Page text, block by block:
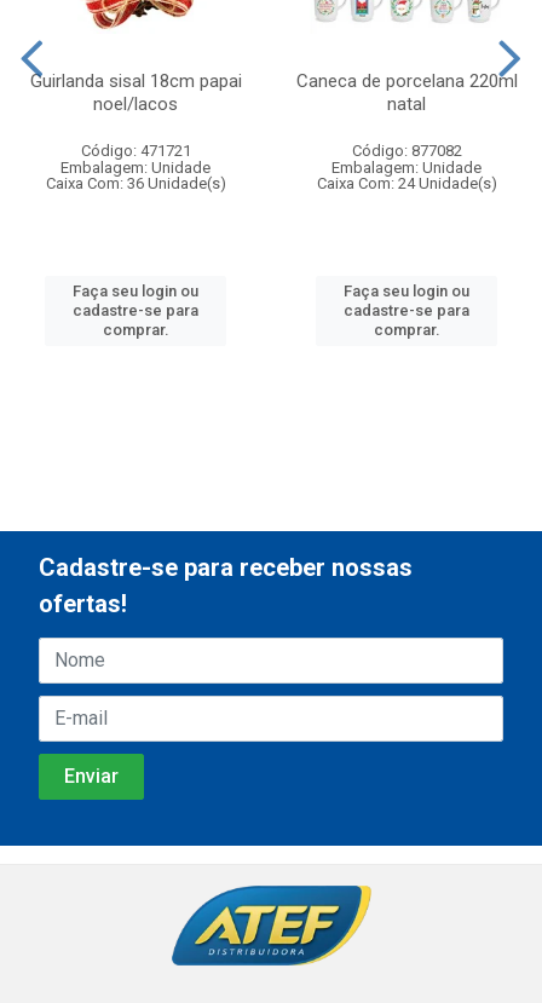
Guirlanda sisal 18cm papai
noel/lacos
Código: 471721
Embalagem: Unidade
Caixa Com: 36 Unidade(s)
Faça seu login ou
cadastre-se para
comprar.
Caneca de porcelana 220ml
natal
Código: 877082
Embalagem: Unidade
Caixa Com: 24 Unidade(s)
Faça seu login ou
cadastre-se para
comprar.
Cadastre-se para receber nossas
ofertas!